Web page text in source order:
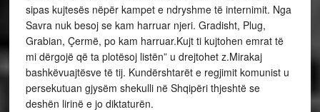
sipas kujtesës nëpër kampet e ndryshme të internimit. Nga
Savra nuk besoj se kam harruar njeri. Gradisht, Plug,
Grabian, Çermë, po kam harruar.Kujt ti kujtohen emrat të
mi dërgojë që ta plotësoj listën” u drejtohet z.Mirakaj
bashkëvuajtësve të tij. Kundërshtarët e regjimit komunist u
persekutuan gjysëm shekulli në Shqipëri thjeshtë se
deshën lirinë e jo diktaturën.